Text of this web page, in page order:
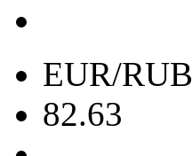
EUR/RUB
82.63